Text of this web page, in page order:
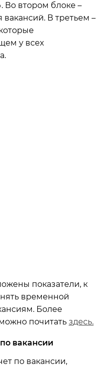
Во втором блоке –
В третьем –
у всех
показатели, к
временной
Более
почитать здесь.
вакансии
по вакансии,